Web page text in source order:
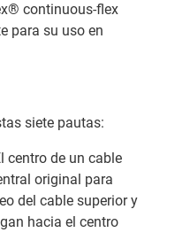
continuous-flex
para su uso en
siete pautas:
centro de un cable
original para
del cable superior y
hacia el centro